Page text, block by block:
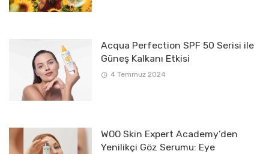
Acqua Perfection SPF 50 Serisi ile
Güneş Kalkanı Etkisi
4 Temmuz 2024
WOO Skin Expert Academy’den
Yenilikçi Göz Serumu: Eye